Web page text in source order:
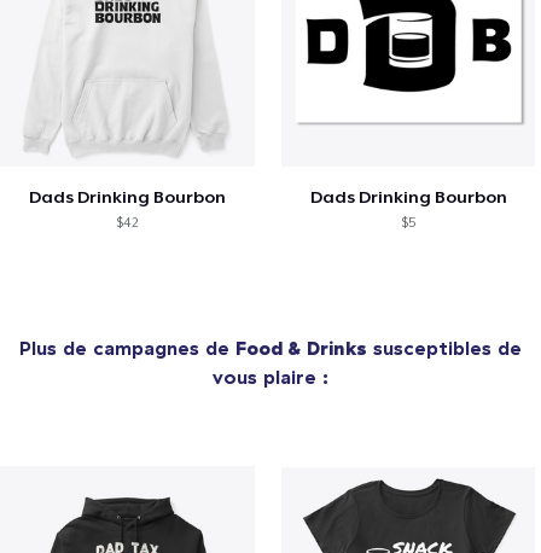
Dads Drinking Bourbon
$42
Dads Drinking Bourbon
$5
Plus de campagnes de Food & Drinks susceptibles de
vous plaire :